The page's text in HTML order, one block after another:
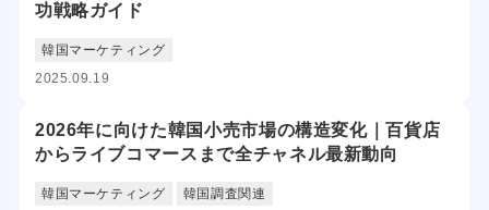
功戦略ガイド
韓国マーケティング
2025.09.19
2026年に向けた韓国小売市場の構造変化｜百貨店
からライブコマースまで全チャネル最新動向
韓国マーケティング
韓国調査関連